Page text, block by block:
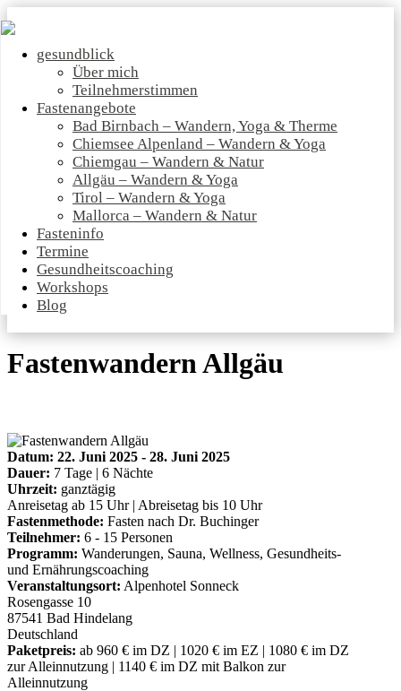
gesundblick
Über mich
Teilnehmerstimmen
Fastenangebote
Bad Birnbach – Wandern, Yoga & Therme
Chiemsee Alpenland – Wandern & Yoga
Chiemgau – Wandern & Natur
Allgäu – Wandern & Yoga
Tirol – Wandern & Yoga
Mallorca – Wandern & Natur
Fasteninfo
Termine
Gesundheitscoaching
Workshops
Blog
Fastenwandern Allgäu
Datum: 22. Juni 2025 - 28. Juni 2025
Dauer: 7 Tage | 6 Nächte
Uhrzeit: ganztägig
Anreisetag ab 15 Uhr | Abreisetag bis 10 Uhr
Fastenmethode: Fasten nach Dr. Buchinger
Teilnehmer: 6 - 15 Personen
Programm: Wanderungen, Sauna, Wellness, Gesundheits-
und Ernährungscoaching
Veranstaltungsort: Alpenhotel Sonneck
Rosengasse 10
87541 Bad Hindelang
Deutschland
Paketpreis: ab 960 € im DZ | 1020 € im EZ | 1080 € im DZ
zur Alleinnutzung | 1140 € im DZ mit Balkon zur
Alleinnutzung